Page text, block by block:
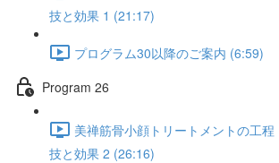
技と効果 1 (21:17)
プログラム30以降のご案内 (6:59)
Program 26
美禅筋骨小顔トリートメントの工
技と効果 2 (26:16)